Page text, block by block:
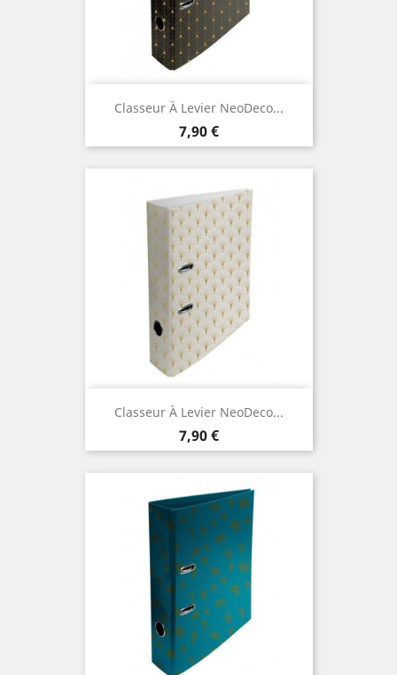
Classeur À Levier NeoDeco...
Prix
7,90 €
Classeur À Levier NeoDeco...
Prix
7,90 €